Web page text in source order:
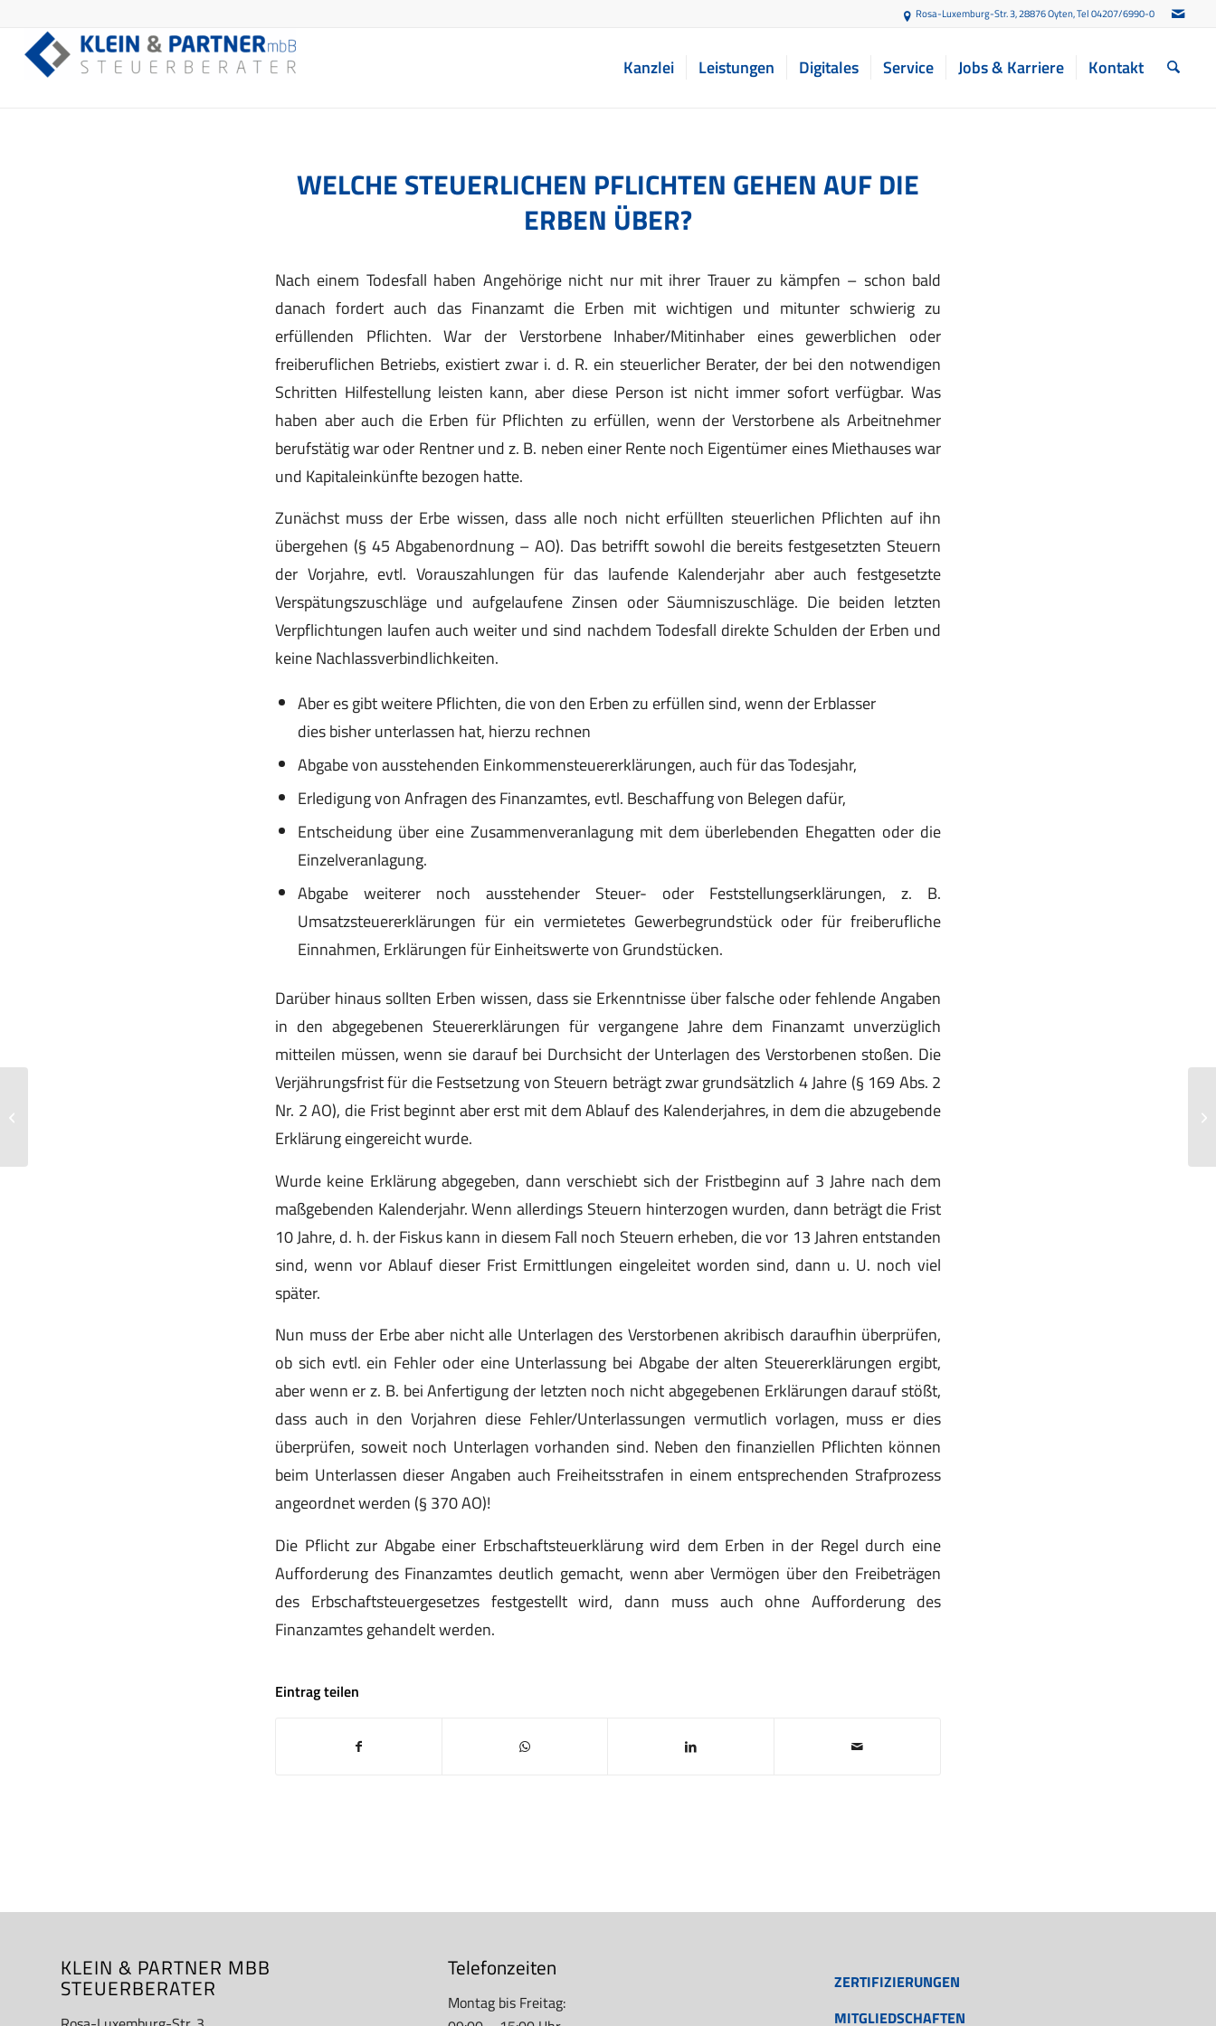
Rosa-Luxemburg-Str. 3, 28876 Oyten, Tel 04207/6990-0
Kanzlei Leistungen Digitales Service Jobs & Karriere Kontakt
WELCHE STEUERLICHEN PFLICHTEN GEHEN AUF DIE
ERBEN ÜBER?
Nach einem Todesfall haben Angehörige nicht nur mit ihrer Trauer zu kämpfen – schon bald
danach fordert auch das Finanzamt die Erben mit wichtigen und mitunter schwierig zu
erfüllenden Pflichten. War der Verstorbene Inhaber/Mitinhaber eines gewerblichen oder
freiberuflichen Betriebs, existiert zwar i. d. R. ein steuerlicher Berater, der bei den notwendigen
Schritten Hilfestellung leisten kann, aber diese Person ist nicht immer sofort verfügbar. Was
haben aber auch die Erben für Pflichten zu erfüllen, wenn der Verstorbene als Arbeitnehmer
berufstätig war oder Rentner und z. B. neben einer Rente noch Eigentümer eines Miethauses war
und Kapitaleinkünfte bezogen hatte.
Zunächst muss der Erbe wissen, dass alle noch nicht erfüllten steuerlichen Pflichten auf ihn
übergehen (§ 45 Abgabenordnung – AO). Das betrifft sowohl die bereits festgesetzten Steuern
der Vorjahre, evtl. Vorauszahlungen für das laufende Kalenderjahr aber auch festgesetzte
Verspätungszuschläge und aufgelaufene Zinsen oder Säumniszuschläge. Die beiden letzten
Verpflichtungen laufen auch weiter und sind nachdem Todesfall direkte Schulden der Erben und
keine Nachlassverbindlichkeiten.
Aber es gibt weitere Pflichten, die von den Erben zu erfüllen sind, wenn der Erblasser
dies bisher unterlassen hat, hierzu rechnen
Abgabe von ausstehenden Einkommensteuererklärungen, auch für das Todesjahr,
Erledigung von Anfragen des Finanzamtes, evtl. Beschaffung von Belegen dafür,
Entscheidung über eine Zusammenveranlagung mit dem überlebenden Ehegatten oder die
Einzelveranlagung.
Abgabe weiterer noch ausstehender Steuer- oder Feststellungserklärungen, z. B.
Umsatzsteuererklärungen für ein vermietetes Gewerbegrundstück oder für freiberufliche
Einnahmen, Erklärungen für Einheitswerte von Grundstücken.
Darüber hinaus sollten Erben wissen, dass sie Erkenntnisse über falsche oder fehlende Angaben
in den abgegebenen Steuererklärungen für vergangene Jahre dem Finanzamt unverzüglich
mitteilen müssen, wenn sie darauf bei Durchsicht der Unterlagen des Verstorbenen stoßen. Die
Verjährungsfrist für die Festsetzung von Steuern beträgt zwar grundsätzlich 4 Jahre (§ 169 Abs. 2
Nr. 2 AO), die Frist beginnt aber erst mit dem Ablauf des Kalenderjahres, in dem die abzugebende
Erklärung eingereicht wurde.
Wurde keine Erklärung abgegeben, dann verschiebt sich der Fristbeginn auf 3 Jahre nach dem
maßgebenden Kalenderjahr. Wenn allerdings Steuern hinterzogen wurden, dann beträgt die Frist
10 Jahre, d. h. der Fiskus kann in diesem Fall noch Steuern erheben, die vor 13 Jahren entstanden
sind, wenn vor Ablauf dieser Frist Ermittlungen eingeleitet worden sind, dann u. U. noch viel
später.
Nun muss der Erbe aber nicht alle Unterlagen des Verstorbenen akribisch daraufhin überprüfen,
ob sich evtl. ein Fehler oder eine Unterlassung bei Abgabe der alten Steuererklärungen ergibt,
aber wenn er z. B. bei Anfertigung der letzten noch nicht abgegebenen Erklärungen darauf stößt,
dass auch in den Vorjahren diese Fehler/Unterlassungen vermutlich vorlagen, muss er dies
überprüfen, soweit noch Unterlagen vorhanden sind. Neben den finanziellen Pflichten können
beim Unterlassen dieser Angaben auch Freiheitsstrafen in einem entsprechenden Strafprozess
angeordnet werden (§ 370 AO)!
Die Pflicht zur Abgabe einer Erbschaftsteuerklärung wird dem Erben in der Regel durch eine
Aufforderung des Finanzamtes deutlich gemacht, wenn aber Vermögen über den Freibeträgen
des Erbschaftsteuergesetzes festgestellt wird, dann muss auch ohne Aufforderung des
Finanzamtes gehandelt werden.
Eintrag teilen
KLEIN & PARTNER MBB
STEUERBERATER
Telefonzeiten
Montag bis Freitag:
ZERTIFIZIERUNGEN
MITGLIEDSCHAFTEN